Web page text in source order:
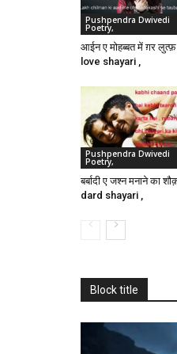
Pushpendra Dwivedi
Poetry,
आईन ए मोहब्बत में ग़र लुत्फ़
love shayari ,
Pushpendra Dwivedi
Poetry,
बर्बादी ए जश्न मनाने का
dard shayari ,
Block title